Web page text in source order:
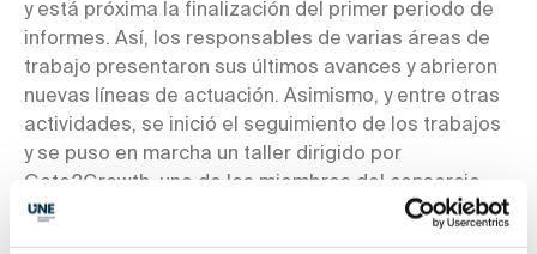
y está próxima la finalización del primer periodo de
informes. Así, los responsables de varias áreas de
trabajo presentaron sus últimos avances y abrieron
nuevas líneas de actuación. Asimismo, y entre otras
actividades, se inició el seguimiento de los trabajos
y se puso en marcha un taller dirigido por
Gate2Growth, uno de los miembros del consorcio.
Durante este taller, todos los miembros de Rotate